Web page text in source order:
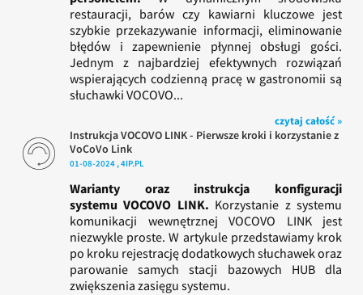
restauracji, barów czy kawiarni kluczowe jest
szybkie przekazywanie informacji, eliminowanie
błędów i zapewnienie płynnej obsługi gości.
Jednym z najbardziej efektywnych rozwiązań
wspierających codzienną pracę w gastronomii są
słuchawki VOCOVO...
czytaj całość »
Instrukcja VOCOVO LINK - Pierwsze kroki i korzystanie z
VoCoVo Link
01-08-2024 , 4IP.PL
Warianty oraz instrukcja konfiguracji
systemu VOCOVO LINK. Korzystanie z systemu
komunikacji wewnętrznej VOCOVO LINK jest
niezwykle proste. W artykule przedstawiamy krok
po kroku rejestrację dodatkowych słuchawek oraz
parowanie samych stacji bazowych HUB dla
zwiększenia zasięgu systemu.